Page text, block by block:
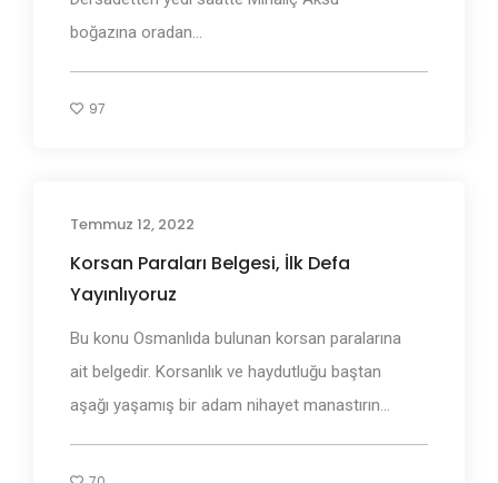
boğazına oradan...
97
Temmuz 12, 2022
Korsan Paraları Belgesi, İlk Defa
Yayınlıyoruz
Bu konu Osmanlıda bulunan korsan paralarına
ait belgedir. Korsanlık ve haydutluğu baştan
aşağı yaşamış bir adam nihayet manastırın...